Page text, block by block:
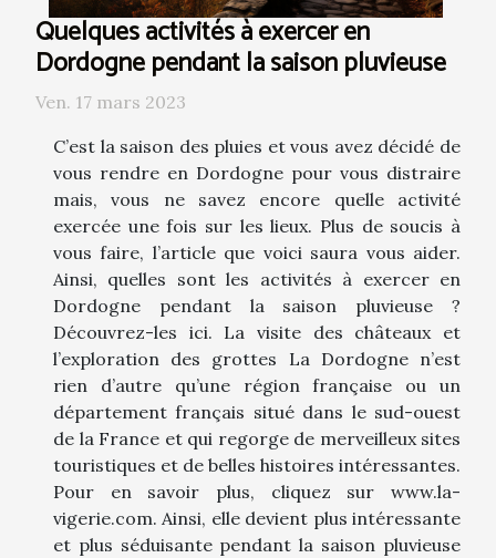
Quelques activités à exercer en
Dordogne pendant la saison pluvieuse
Ven. 17 mars 2023
C’est la saison des pluies et vous avez décidé de
vous rendre en Dordogne pour vous distraire
mais, vous ne savez encore quelle activité
exercée une fois sur les lieux. Plus de soucis à
vous faire, l’article que voici saura vous aider.
Ainsi, quelles sont les activités à exercer en
Dordogne pendant la saison pluvieuse ?
Découvrez-les ici. La visite des châteaux et
l’exploration des grottes La Dordogne n’est
rien d’autre qu’une région française ou un
département français situé dans le sud-ouest
de la France et qui regorge de merveilleux sites
touristiques et de belles histoires intéressantes.
Pour en savoir plus, cliquez sur www.la-
vigerie.com. Ainsi, elle devient plus intéressante
et plus séduisante pendant la saison pluvieuse